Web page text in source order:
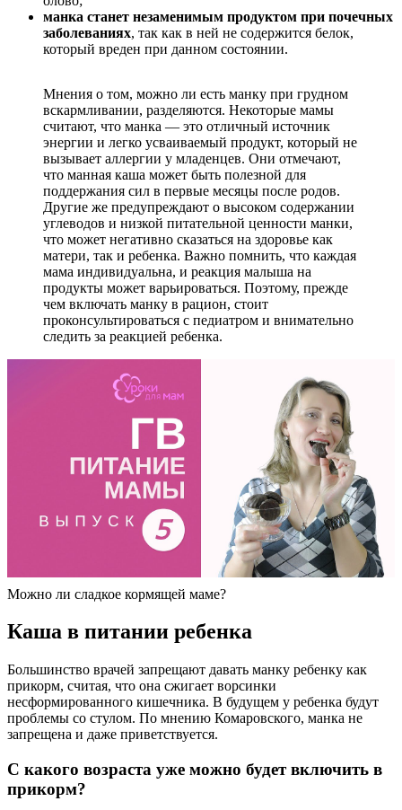
манка станет незаменимым продуктом при почечных
заболеваниях, так как в ней не содержится белок,
который вреден при данном состоянии.
Мнения о том, можно ли есть манку при грудном
вскармливании, разделяются. Некоторые мамы
считают, что манка — это отличный источник
энергии и легко усваиваемый продукт, который не
вызывает аллергии у младенцев. Они отмечают,
что манная каша может быть полезной для
поддержания сил в первые месяцы после родов.
Другие же предупреждают о высоком содержании
углеводов и низкой питательной ценности манки,
что может негативно сказаться на здоровье как
матери, так и ребенка. Важно помнить, что каждая
мама индивидуальна, и реакция малыша на
продукты может варьироваться. Поэтому, прежде
чем включать манку в рацион, стоит
проконсультироваться с педиатром и внимательно
следить за реакцией ребенка.
Можно ли сладкое кормящей маме?
Каша в питании ребенка
Большинство врачей запрещают давать манку ребенку как
прикорм, считая, что она сжигает ворсинки
несформированного кишечника. В будущем у ребенка будут
проблемы со стулом. По мнению Комаровского, манка не
запрещена и даже приветствуется.
С какого возраста уже можно будет включить в
прикорм?